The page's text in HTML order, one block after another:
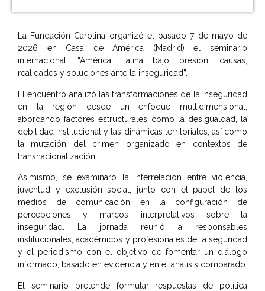
La Fundación Carolina organizó el pasado 7 de mayo de
2026 en Casa de América (Madrid) el seminario
internacional: “América Latina bajo presión: causas,
realidades y soluciones ante la inseguridad”.
El encuentro analizó las transformaciones de la inseguridad
en la región desde un enfoque multidimensional,
abordando factores estructurales como la desigualdad, la
debilidad institucional y las dinámicas territoriales, así como
la mutación del crimen organizado en contextos de
transnacionalización.
Asimismo, se examinaró la interrelación entre violencia,
juventud y exclusión social, junto con el papel de los
medios de comunicación en la configuración de
percepciones y marcos interpretativos sobre la
inseguridad. La jornada reunió a responsables
institucionales, académicos y profesionales de la seguridad
y el periodismo con el objetivo de fomentar un diálogo
informado, basado en evidencia y en el análisis comparado.
El seminario pretende formular respuestas de política